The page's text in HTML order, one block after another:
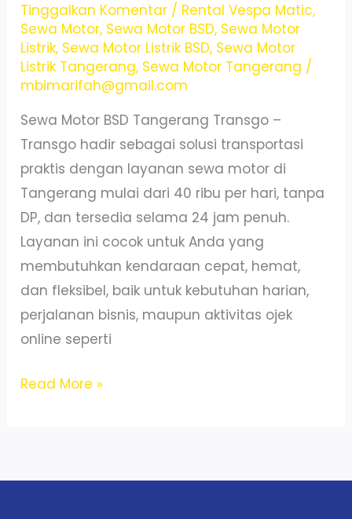
Tinggalkan Komentar / Rental Vespa Matic,
Sewa Motor, Sewa Motor BSD, Sewa Motor
Listrik, Sewa Motor Listrik BSD, Sewa Motor
Listrik Tangerang, Sewa Motor Tangerang /
mbimarifah@gmail.com
Sewa Motor BSD Tangerang Transgo –
Transgo hadir sebagai solusi transportasi
praktis dengan layanan sewa motor di
Tangerang mulai dari 40 ribu per hari, tanpa
DP, dan tersedia selama 24 jam penuh.
Layanan ini cocok untuk Anda yang
membutuhkan kendaraan cepat, hemat,
dan fleksibel, baik untuk kebutuhan harian,
perjalanan bisnis, maupun aktivitas ojek
online seperti
Sewa
24
Read More »